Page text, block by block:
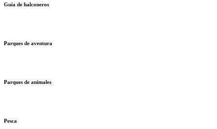
Guía de halconeros
Parques de aventura
Parques de animales
Pesca